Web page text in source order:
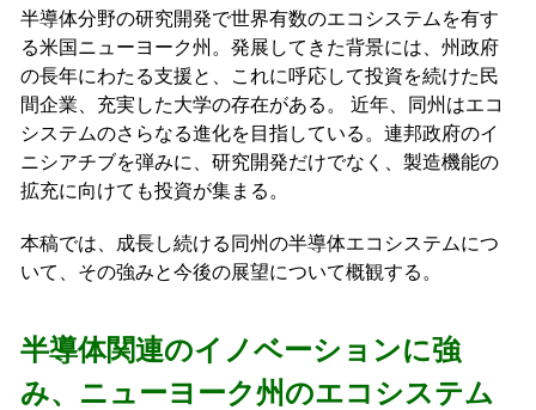
半導体分野の研究開発で世界有数のエコシステムを有す
る米国ニューヨーク州。発展してきた背景には、州政府
の長年にわたる支援と、これに呼応して投資を続けた民
間企業、充実した大学の存在がある。 近年、同州はエコ
システムのさらなる進化を目指している。連邦政府のイ
ニシアチブを弾みに、研究開発だけでなく、製造機能の
拡充に向けても投資が集まる。
本稿では、成長し続ける同州の半導体エコシステムにつ
いて、その強みと今後の展望について概観する。
半導体関連のイノベーションに強
み、ニューヨーク州のエコシステム